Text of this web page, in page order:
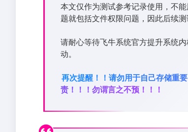
本文仅作为测试参考记录使用，不
题就包括文件权限问题，因此后续
请耐心等待飞牛系统官方提升系统
动。
再次提醒！！请勿用于自己存储重
责！！！勿谓言之不预！！！